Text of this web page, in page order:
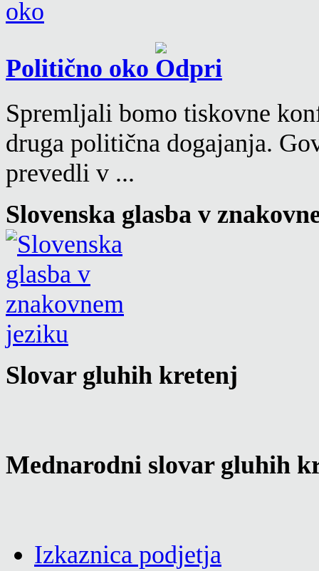
Politično oko
Spremljali bomo tiskovne
druga politična dogajanja.
prevedli v ...
Slovenska glasba v
Slovar gluhih kretenj
Mednarodni slovar gluhih
Izkaznica podjetja